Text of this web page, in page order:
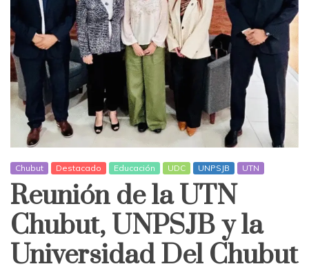
Chubut Destacado Educación UDC UNPSJB UTN
Reunión de la UTN
Chubut, UNPSJB y la
Universidad Del Chubut